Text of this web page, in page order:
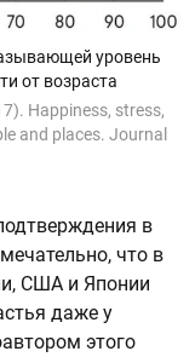
уровень
от возраста
Happiness, stress,
and places. Journal
в
что в
США и Японии
даже у
этого